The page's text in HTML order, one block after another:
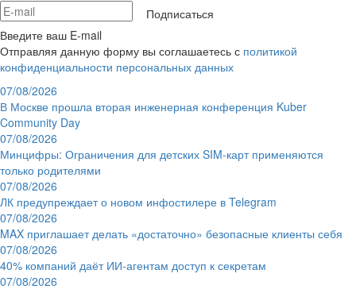
Подписаться
Введите ваш E-mail
Отправляя данную форму вы соглашаетесь с политикой
конфиденциальности персональных данных
07/08/2026
В Москве прошла вторая инженерная конференция Kuber
Community Day
07/08/2026
Минцифры: Ограничения для детских SIM-карт применяются
только родителями
07/08/2026
ЛК предупреждает о новом инфостилере в Telegram
07/08/2026
MAX приглашает делать «достаточно» безопасные клиенты себя
07/08/2026
40% компаний даёт ИИ‑агентам доступ к секретам
07/08/2026